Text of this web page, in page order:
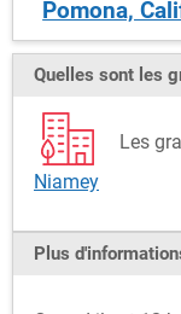
Pomona,
Quelles sont les
Les
Niamey
Plus